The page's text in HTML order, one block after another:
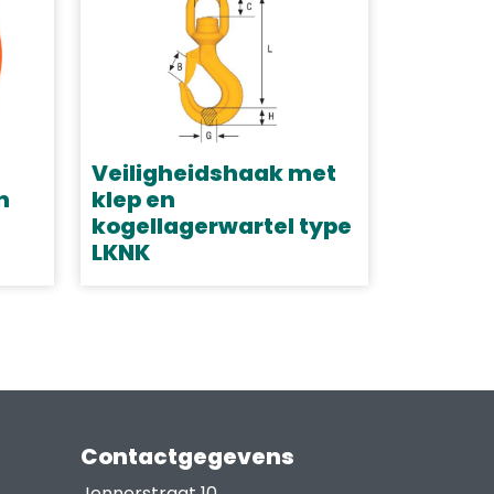
Veiligheidshaak met
klep en
kogellagerwartel type
LKNK
optie
Contactgegevens